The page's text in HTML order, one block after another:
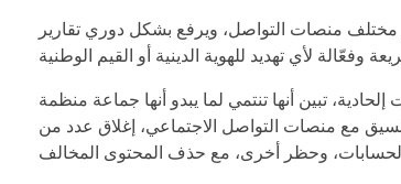
مختلف منصات التواصل، ويرفع بشكل دوري تقارير
محتويات إلحادية، تبين أنها تنتمي لما يبدو أنها جماعة منظمة
مع منصات التواصل الاجتماعي، إغلاق عدد من